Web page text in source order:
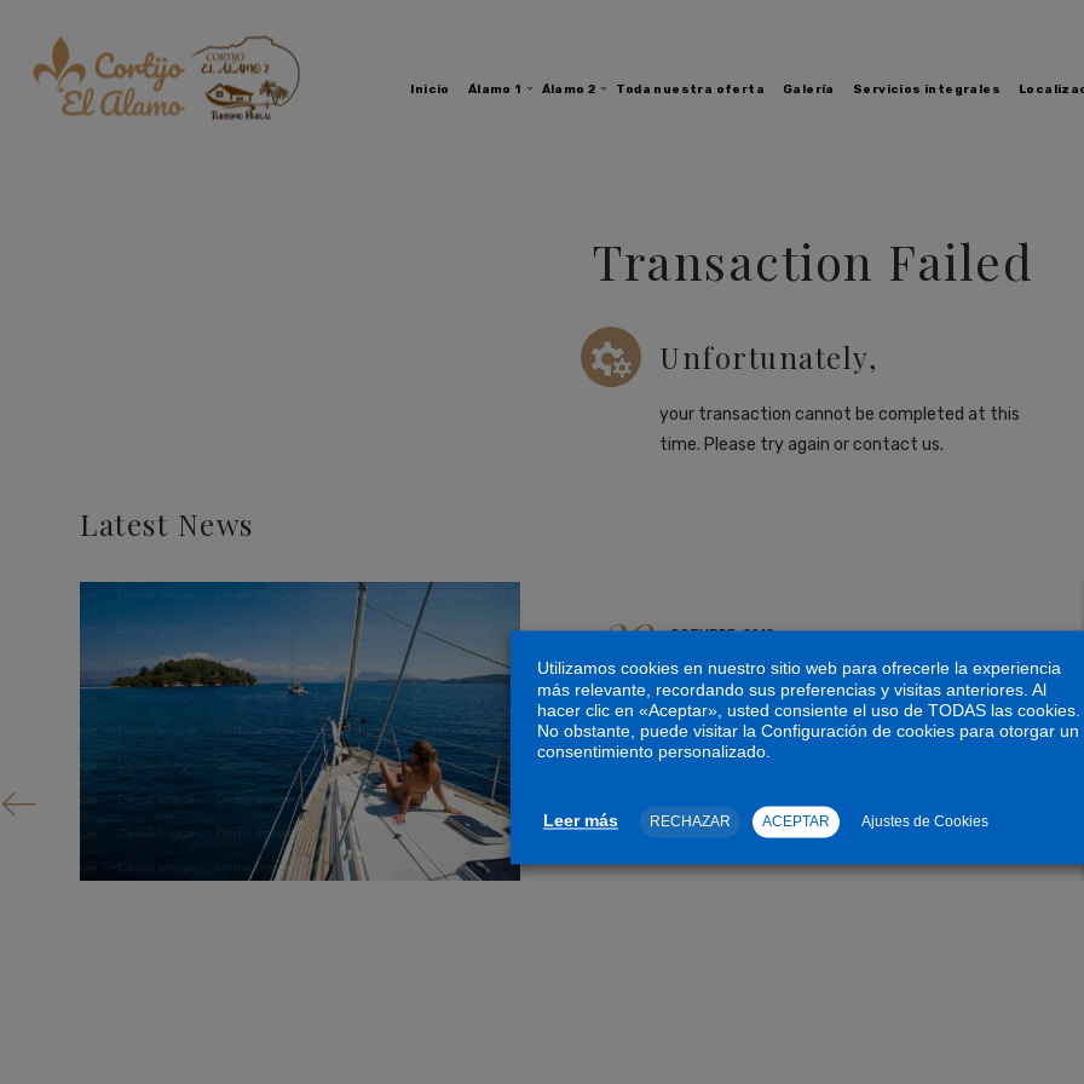
Inicio Álamo 1 Álamo 2 Toda nuestra oferta Galería Servicios integrales
Transaction Failed
Unfortunately,
your transaction cannot be completed at this
time. Please try again or contact us.
Latest News
30 OCTUBRE, 2018
Our Secret Island Boat
Tour is Just For You
Utilizamos cookies en nuestro sitio web para ofrecerle la experiencia
más relevante, recordando sus preferencias y visitas anteriores. Al
hacer clic en «Aceptar», usted consiente el uso de TODAS las cookies.
No obstante, puede visitar la Configuración de cookies para otorgar un
consentimiento personalizado.
Leer más RECHAZAR ACEPTAR Ajustes de Cookies